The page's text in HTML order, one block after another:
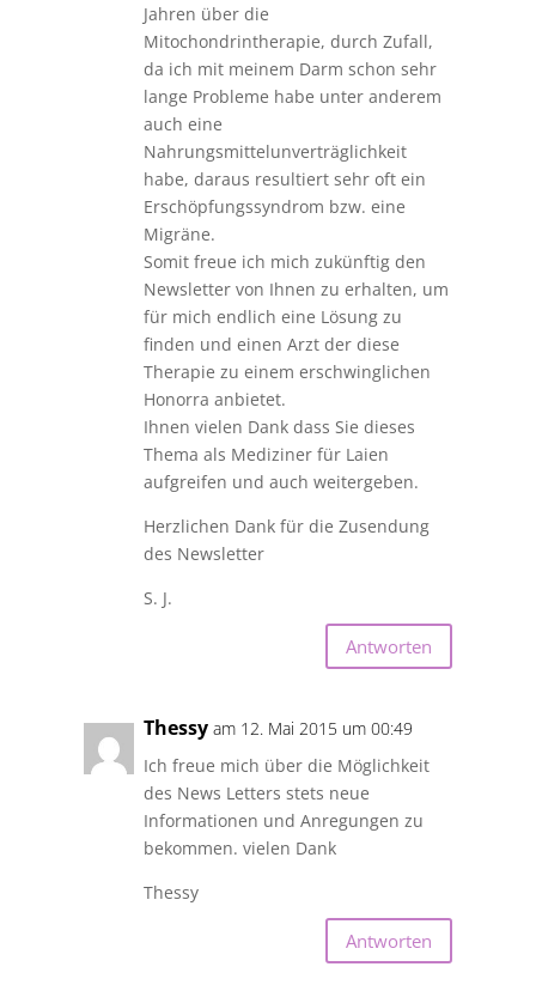
Jahren über die
Mitochondrintherapie, durch Zufall,
da ich mit meinem Darm schon sehr
lange Probleme habe unter anderem
auch eine
Nahrungsmittelunverträglichkeit
habe, daraus resultiert sehr oft ein
Erschöpfungssyndrom bzw. eine
Migräne.
Somit freue ich mich zukünftig den
Newsletter von Ihnen zu erhalten, um
für mich endlich eine Lösung zu
finden und einen Arzt der diese
Therapie zu einem erschwinglichen
Honorra anbietet.
Ihnen vielen Dank dass Sie dieses
Thema als Mediziner für Laien
aufgreifen und auch weitergeben.
Herzlichen Dank für die Zusendung
des Newsletter
S. J.
Antworten
Thessy am 12. Mai 2015 um 00:49
Ich freue mich über die Möglichkeit
des News Letters stets neue
Informationen und Anregungen zu
bekommen. vielen Dank
Thessy
Antworten